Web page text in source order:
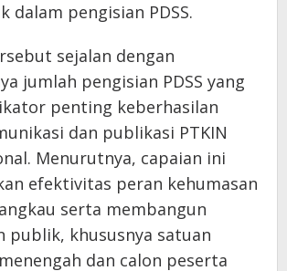
dalam pengisian PDSS.
sejalan dengan
jumlah pengisian PDSS yang
penting keberhasilan
dan publikasi PTKIN
Menurutnya, capaian ini
efektivitas peran kehumasan
serta membangun
publik, khususnya satuan
dan calon peserta